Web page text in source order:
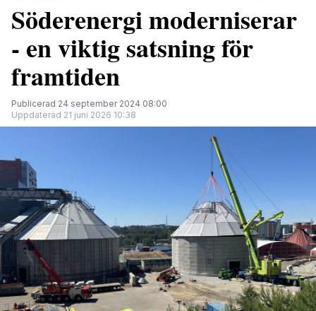
Söderenergi moderniserar
- en viktig satsning för
framtiden
Publicerad 24 september 2024 08:00
Uppdaterad 21 juni 2026 10:38